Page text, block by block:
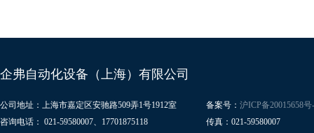
企弗自动化设备（上海）有限公司
公司地址：上海市嘉定区安驰路509弄1号1912室 备案号： 沪ICP备20015658号
咨询电话： 021-59580007、17701875118
传真：021-59580007